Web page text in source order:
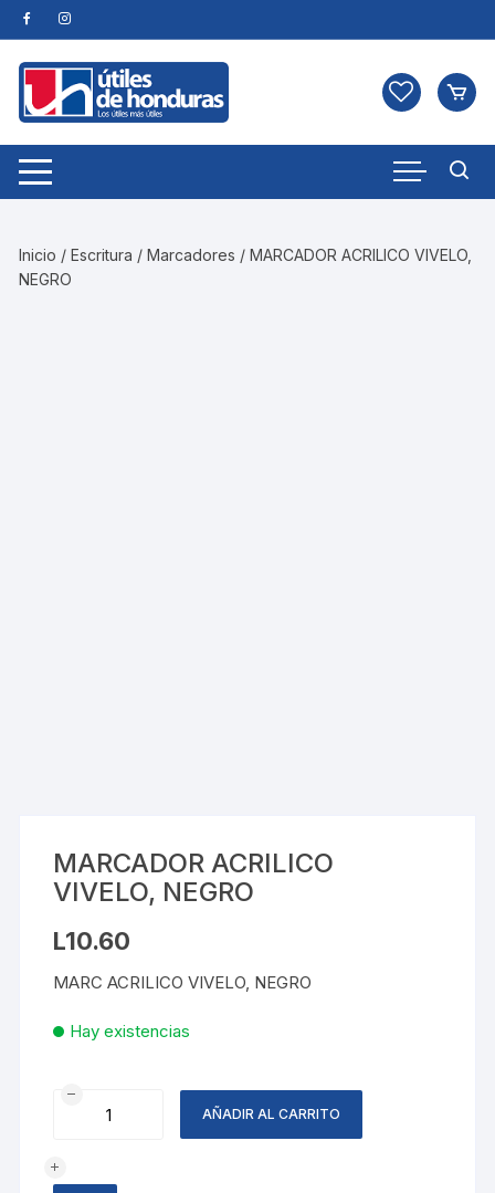
Skip
to
content
Inicio /Escritura /Marcadores / MARCADOR ACRILICO VIVELO,
NEGRO
MARCADOR ACRILICO
VIVELO, NEGRO
L10.60
MARC ACRILICO VIVELO, NEGRO
Hay existencias
MARCADOR
ACRILICO
NEGRO
AÑADIR AL CARRITO